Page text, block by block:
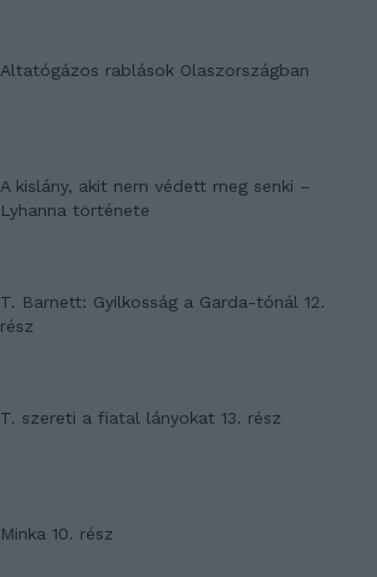
Altatógázos rablások Olaszországban
A kislány, akit nem védett meg senki –
Lyhanna története
T. Barnett: Gyilkosság a Garda-tónál 12.
rész
T. szereti a fiatal lányokat 13. rész
Minka 10. rész